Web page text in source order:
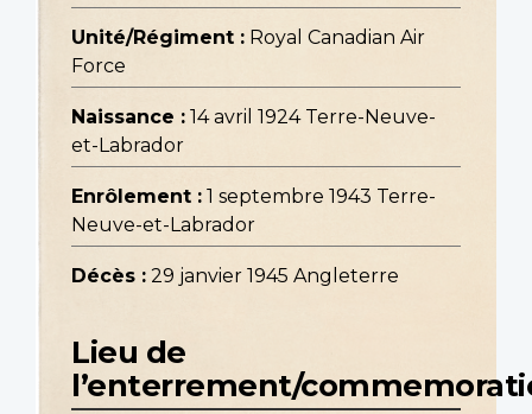
Unité/Régiment : Royal Canadian Air
Force
Naissance : 14 avril 1924 Terre-Neuve-
et-Labrador
Enrôlement : 1 septembre 1943 Terre-
Neuve-et-Labrador
Décès : 29 janvier 1945 Angleterre
Lieu de
l’enterrement/